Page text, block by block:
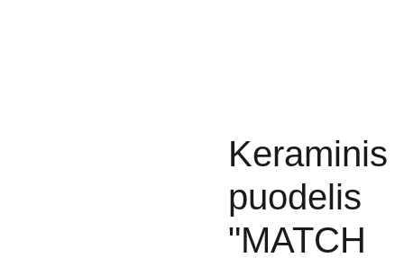
Keraminis
puodelis
"MATCH